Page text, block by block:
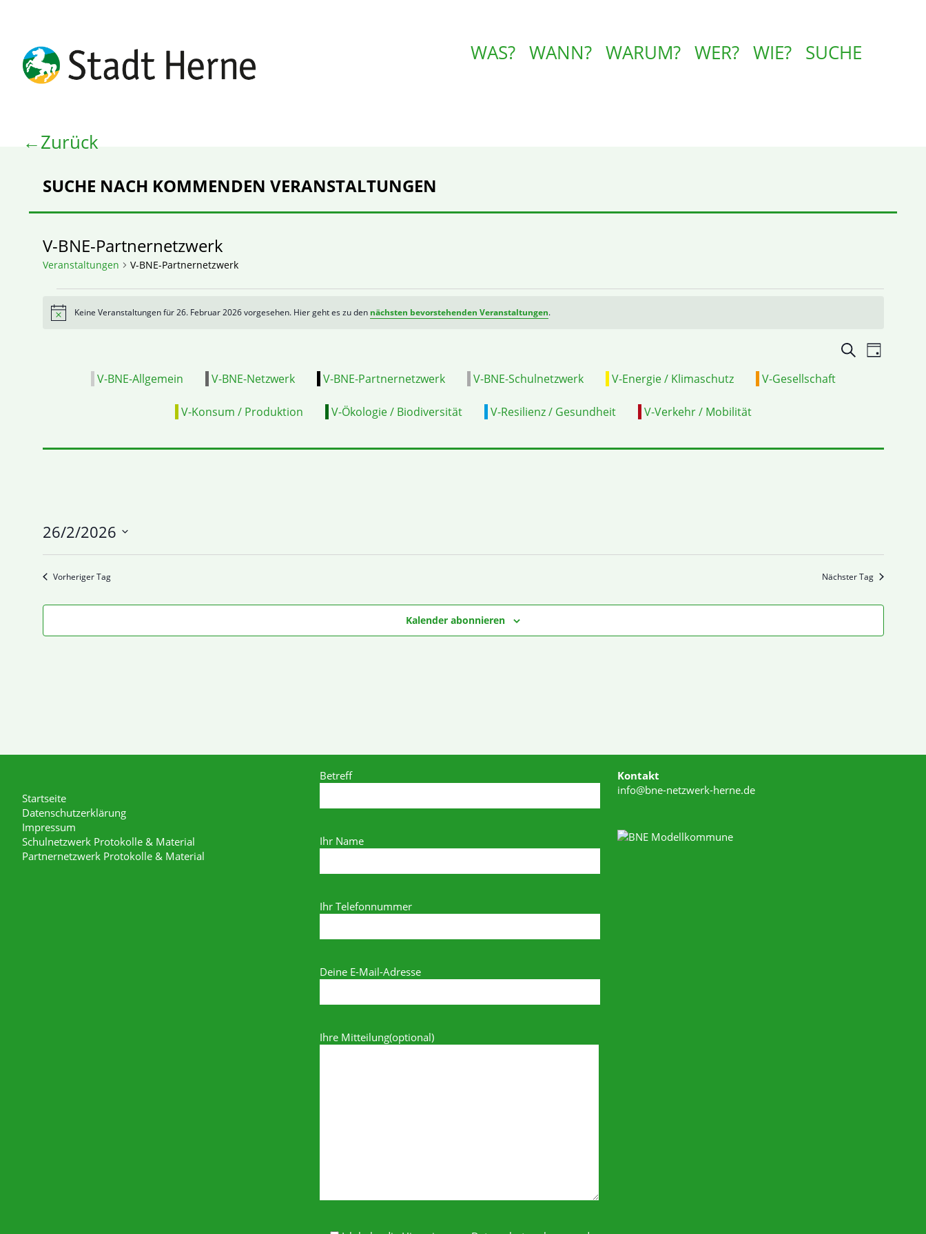
Zurück
WAS? WANN? WARUM? WER? WIE? SUCHE
SUCHE NACH KOMMENDEN VERANSTALTUNGEN
V-BNE-Partnernetzwerk
Veranstaltungen V-BNE-Partnernetzwerk
HinweisKeine Veranstaltungen für 26. Februar 2026 vorgesehen. Hier geht es zu den nächsten bevorstehenden Veranstaltungen.
SucheTag
V-BNE-Allgemein
V-BNE-Netzwerk V-BNE-Partnernetzwerk V-BNE-Schulnetzwerk V-Energie / Klimaschutz V-Gesellschaft
V-Konsum / Produktion V-Ökologie / Biodiversität V-Resilienz / Gesundheit V-Verkehr / Mobilität
26/2/2026
Datum
wählen.
Vorheriger Tag Nächster Tag
Kalender abonnieren
Startseite
Datenschutzerklärung
Impressum
Schulnetzwerk Protokolle & Material
Partnernetzwerk Protokolle & Material
Betreff
Ihr Name
Ihr Telefonnummer
Deine E-Mail-Adresse
Ihre Mitteilung(optional)
Kontakt
info@bne-netzwerk-herne.de